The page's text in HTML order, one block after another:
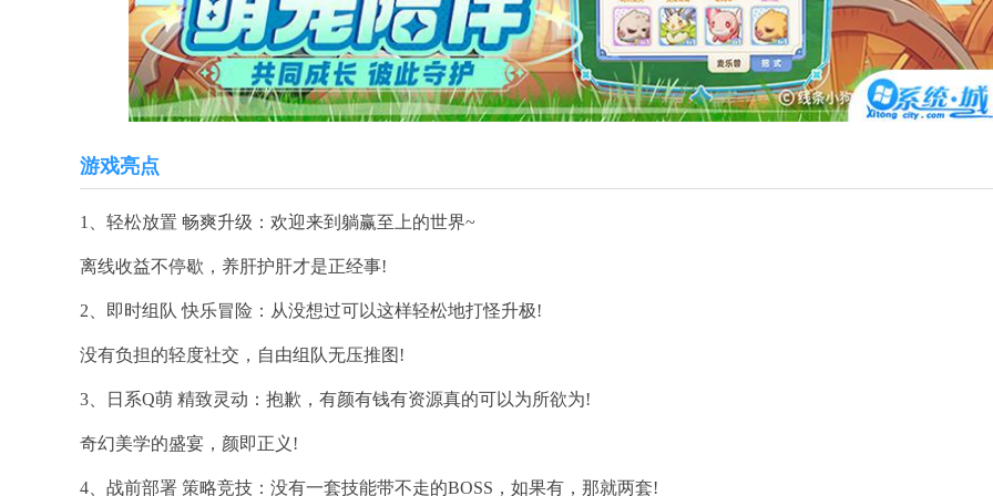
游戏亮点
1、轻松放置 畅爽升级：欢迎来到躺赢至上的世界~
离线收益不停歇，养肝护肝才是正经事!
2、即时组队 快乐冒险：从没想过可以这样轻松地打怪升极!
没有负担的轻度社交，自由组队无压推图!
3、日系Q萌 精致灵动：抱歉，有颜有钱有资源真的可以为所欲为!
奇幻美学的盛宴，颜即正义!
4、战前部署 策略竞技：没有一套技能带不走的BOSS，如果有，那就两套!